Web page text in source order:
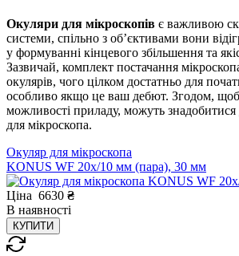
Окуляри для мікроскопів є важливою
системи, спільно з об’єктивами вони
у формуванні кінцевого збільшення та
Зазвичай, комплект постачання
окулярів, чого цілком достатньо для
особливо якщо це ваш дебют. Згодом,
можливості приладу, можуть знадобитися
для мікроскопа.
Окуляр для мікроскопа
KONUS WF 20x/10 мм (пара), 30 мм
Ціна 6630 ₴
В наявності
КУПИТИ